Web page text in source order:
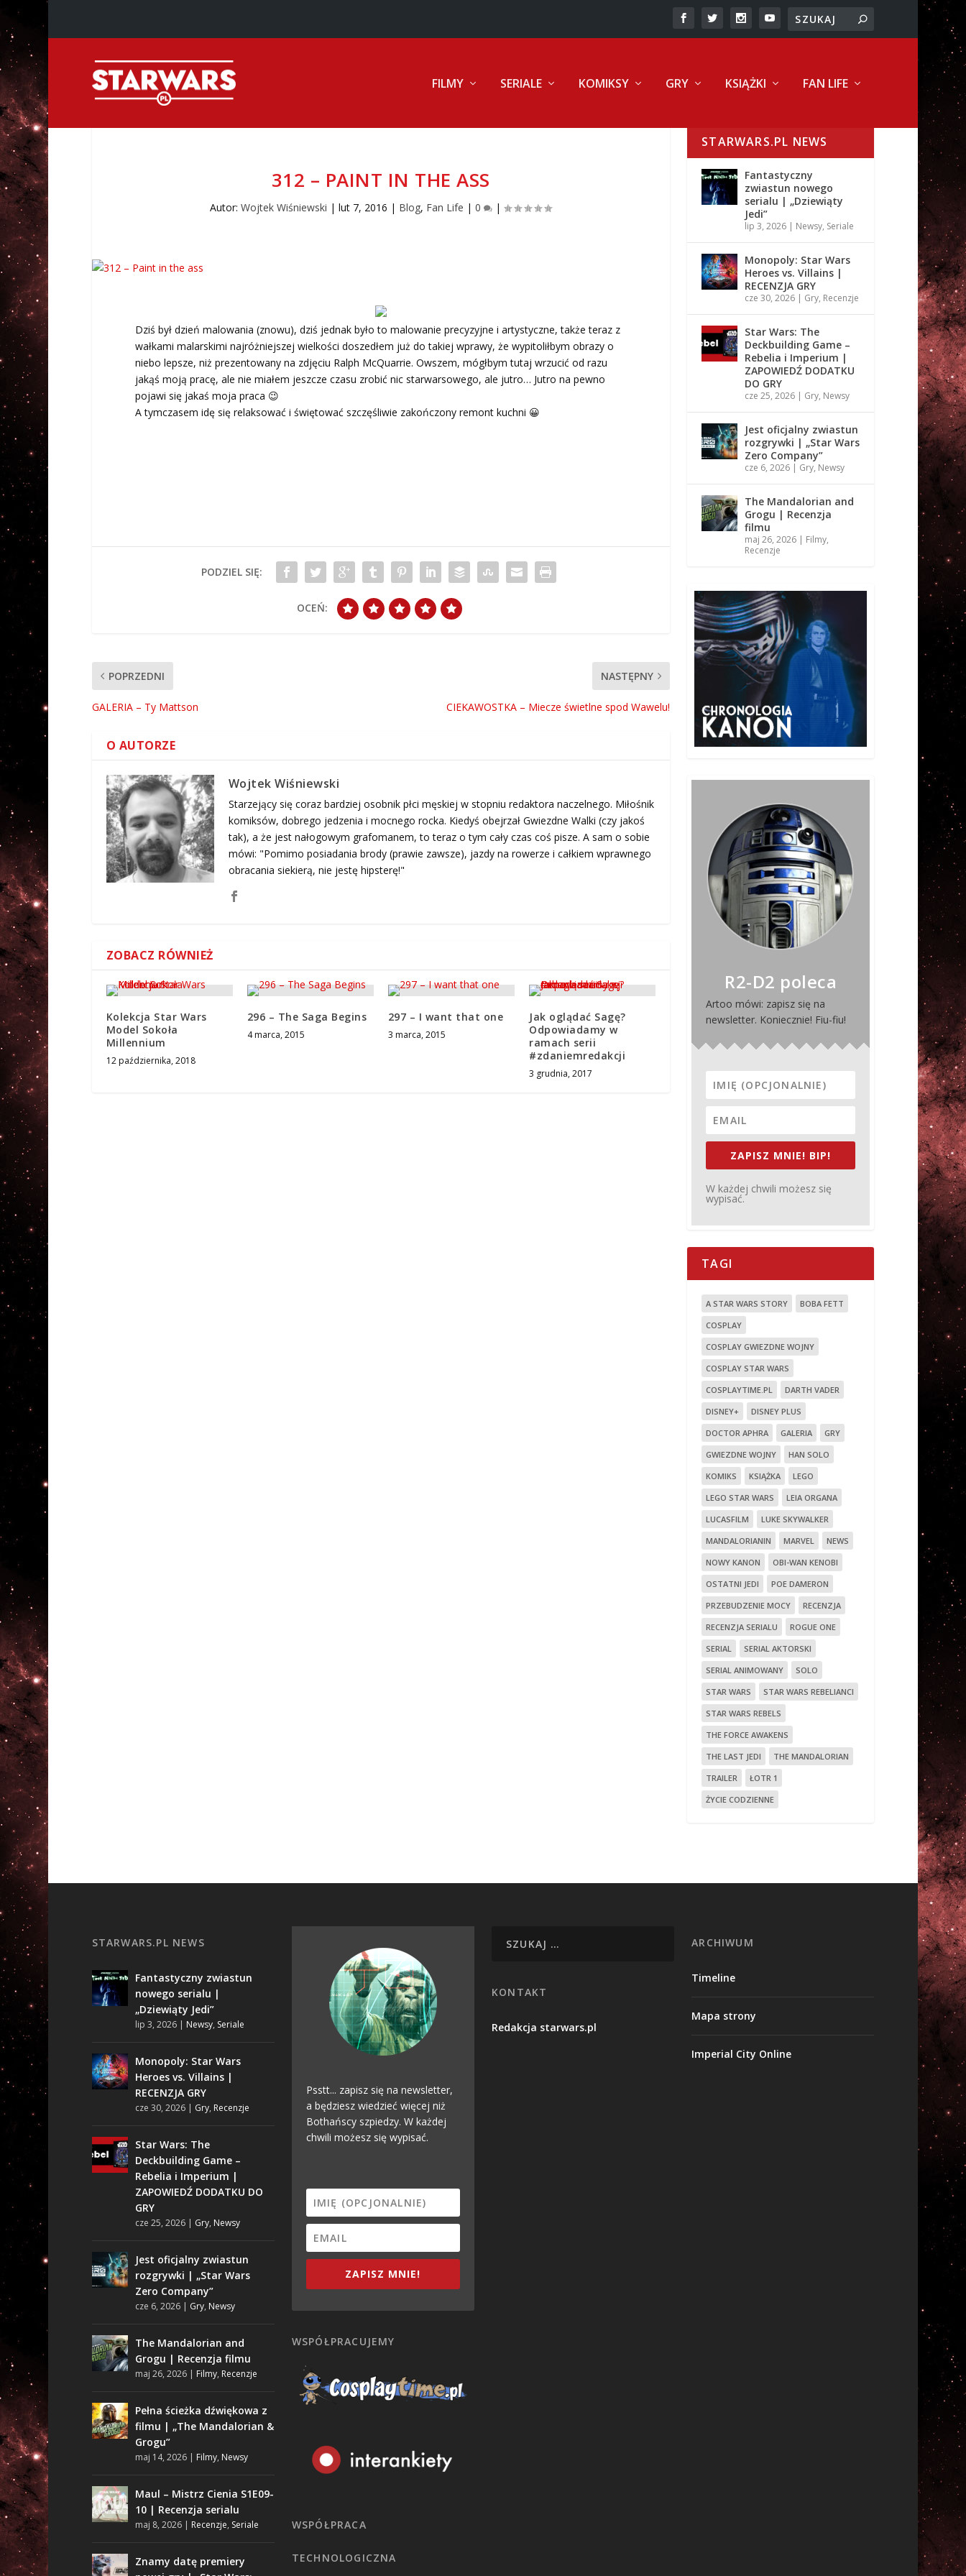
FILMY SERIALE KOMIKSY GRY KSIĄŻKI FAN LIFE
312 – PAINT IN THE ASS
Autor:Wojtek Wiśniewski |lut 7, 2016 | Blog, Fan Life |0 |
Dziś był dzień malowania (znowu), dziś jednak było to malowanie precyzyjne i artystyczne, także teraz z
wałkami malarskimi najróżniejszej wielkości doszedłem już do takiej wprawy, że wypitoliłbym obrazy o
niebo lepsze, niż prezentowany na zdjęciu Ralph McQuarrie. Owszem, mógłbym tutaj wrzucić od razu
jakąś moją pracę, ale nie miałem jeszcze czasu zrobić nic starwarsowego, ale jutro… Jutro na pewno
pojawi się jakaś moja praca 😉
A tymczasem idę się relaksować i świętować szczęśliwie zakończony remont kuchni 😀
PODZIEL SIĘ:
OCEŃ:
POPRZEDNI
GALERIA – Ty Mattson
NASTĘPNY
CIEKAWOSTKA – Miecze świetlne spod Wawelu!
O AUTORZE
Wojtek Wiśniewski
Starzejący się coraz bardziej osobnik płci męskiej w stopniu redaktora naczelnego. Miłośnik
komiksów, dobrego jedzenia i mocnego rocka. Kiedyś obejrzał Gwiezdne Walki (czy jakoś
tak), a że jest nałogowym grafomanem, to teraz o tym cały czas coś pisze. A sam o sobie
mówi: "Pomimo posiadania brody (prawie zawsze), jazdy na rowerze i całkiem wprawnego
obracania siekierą, nie jestę hipsterę!"
ZOBACZ RÓWNIEŻ
Kolekcja Star Wars
Model Sokoła
Millennium
12 października, 2018
296 – The Saga Begins
4 marca, 2015
297 – I want that one
3 marca, 2015
Jak oglądać Sagę?
Odpowiadamy w
ramach serii
#zdaniemredakcji
3 grudnia, 2017
STARWARS.PL NEWS
Fantastyczny
zwiastun nowego
serialu | „Dziewiąty
Jedi”
lip 3, 2026 | Newsy, Seriale
Monopoly: Star Wars
Heroes vs. Villains |
RECENZJA GRY
cze 30, 2026 | Gry, Recenzje
Star Wars: The
Deckbuilding Game –
Rebelia i Imperium |
ZAPOWIEDŹ DODATKU
DO GRY
cze 25, 2026 | Gry, Newsy
Jest oficjalny zwiastun
rozgrywki | „Star Wars
Zero Company”
cze 6, 2026 | Gry, Newsy
The Mandalorian and
Grogu | Recenzja
filmu
maj 26, 2026 | Filmy,
Recenzje
R2-D2 poleca
Artoo mówi: zapisz się na
newsletter. Koniecznie! Fiu-fiu!
ZAPISZ MNIE! BIP!
W każdej chwili możesz się
wypisać.
TAGI
A STAR WARS STORY
BOBA FETT
COSPLAY
COSPLAY GWIEZDNE WOJNY
COSPLAY STAR WARS
COSPLAYTIME.PL
DARTH VADER
DISNEY+
DISNEY PLUS
DOCTOR APHRA
GALERIA
GRY
GWIEZDNE WOJNY
HAN SOLO
KOMIKS
KSIĄŻKA
LEGO
LEGO STAR WARS
LEIA ORGANA
LUCASFILM
LUKE SKYWALKER
MANDALORIANIN
MARVEL
NEWS
NOWY KANON
OBI-WAN KENOBI
OSTATNI JEDI
POE DAMERON
PRZEBUDZENIE MOCY
RECENZJA
RECENZJA SERIALU
ROGUE ONE
SERIAL
SERIAL AKTORSKI
SERIAL ANIMOWANY
SOLO
STAR WARS
STAR WARS REBELIANCI
STAR WARS REBELS
THE FORCE AWAKENS
THE LAST JEDI
THE MANDALORIAN
TRAILER
ŁOTR 1
ŻYCIE CODZIENNE
STARWARS.PL NEWS
Fantastyczny zwiastun
nowego serialu |
„Dziewiąty Jedi”
lip 3, 2026| Newsy, Seriale
Monopoly: Star Wars
Heroes vs. Villains |
RECENZJA GRY
cze 30, 2026| Gry, Recenzje
Star Wars: The
Deckbuilding Game –
Rebelia i Imperium |
ZAPOWIEDŹ DODATKU DO
GRY
cze 25, 2026| Gry, Newsy
Jest oficjalny zwiastun
rozgrywki | „Star Wars
Zero Company”
cze 6, 2026| Gry, Newsy
The Mandalorian and
Grogu | Recenzja filmu
maj 26, 2026| Filmy, Recenzje
Pełna ścieżka dźwiękowa z
filmu | „The Mandalorian &
Grogu”
maj 14, 2026| Filmy, Newsy
Maul – Mistrz Cienia S1E09-
10 | Recenzja serialu
maj 8, 2026| Recenzje, Seriale
Znamy datę premiery
Psstt... zapisz się na newsletter,
a będziesz wiedzieć więcej niż
Bothańscy szpiedzy. W każdej
chwili możesz się wypisać.
ZAPISZ MNIE!
WSPÓŁPRACUJEMY
WSPÓŁPRACA
TECHNOLOGICZNA
KONTAKT
Redakcja starwars.pl
ARCHIWUM
Timeline
Mapa strony
Imperial City Online